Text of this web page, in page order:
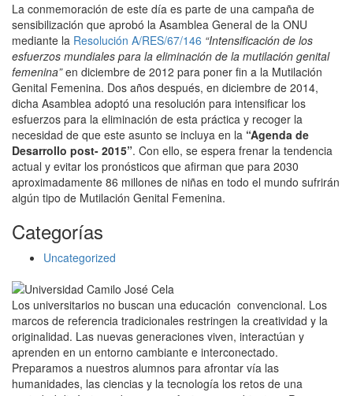
La conmemoración de este día es parte de una campaña de
sensibilización que aprobó la Asamblea General de la ONU
mediante la Resolución A/RES/67/146 “Intensificación de los
esfuerzos mundiales para la eliminación de la mutilación genital
femenina”en diciembre de 2012 para poner fin a la Mutilación
Genital Femenina. Dos años después, en diciembre de 2014,
dicha Asamblea adoptó una resolución para intensificar los
esfuerzos para la eliminación de esta práctica y recoger la
necesidad de que este asunto se incluya en la “Agenda de
Desarrollo post- 2015”. Con ello, se espera frenar la tendencia
actual y evitar los pronósticos que afirman que para 2030
aproximadamente 86 millones de niñas en todo el mundo sufrirán
algún tipo de Mutilación Genital Femenina.
Categorías
Uncategorized
Los universitarios no buscan una educación convencional. Los
marcos de referencia tradicionales restringen la creatividad y la
originalidad. Las nuevas generaciones viven, interactúan y
aprenden en un entorno cambiante e interconectado.
Preparamos a nuestros alumnos para afrontar vía las
humanidades, las ciencias y la tecnología los retos de una